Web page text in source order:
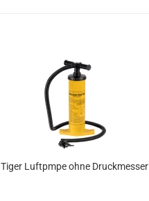
Tiger Luft­pmpe ohne Druck­mes­ser